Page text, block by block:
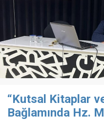
“Kutsal Kitaplar
Bağlamında Hz.